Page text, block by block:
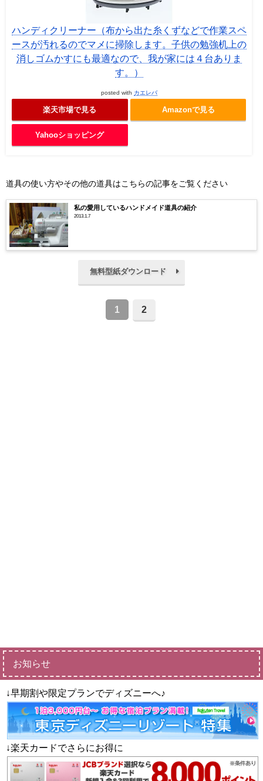
ハンディクリーナー（布から出た糸くずなどで作業スペ
ースが汚れるのでマメに掃除します。子供の勉強机上の
消しゴムかすにも最適なので、我が家には４台ありま
す。）
posted with カエレバ
楽天市場で見る Amazonで見る
Yahooショッピング
道具の使い方やその他の道具はこちらの記事をご覧ください
私の愛用しているハンドメイド道具の紹介
2013.1.7
無料型紙ダウンロード
1 2
お知らせ
↓早期割や限定プランでディズニーへ♪
↓楽天カードでさらにお得に